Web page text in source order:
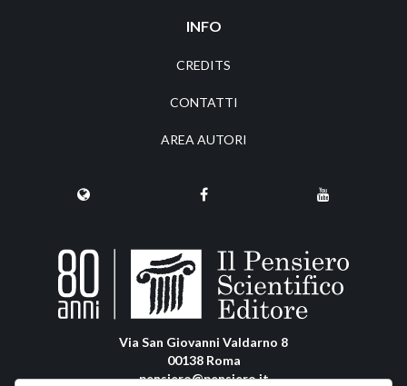
INFO
CREDITS
CONTATTI
AREA AUTORI
Via San Giovanni Valdarno 8
00138 Roma
pensiero@pensiero.it